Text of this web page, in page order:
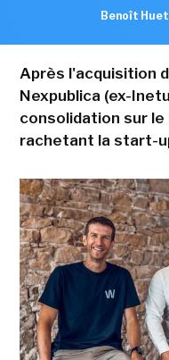
Benoît Huet
Après l'acquisition
Nexpublica (ex-
consolidation sur
rachetant la start-